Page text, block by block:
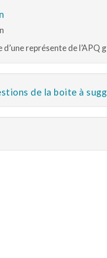
représente de l’APQ
de la boite à